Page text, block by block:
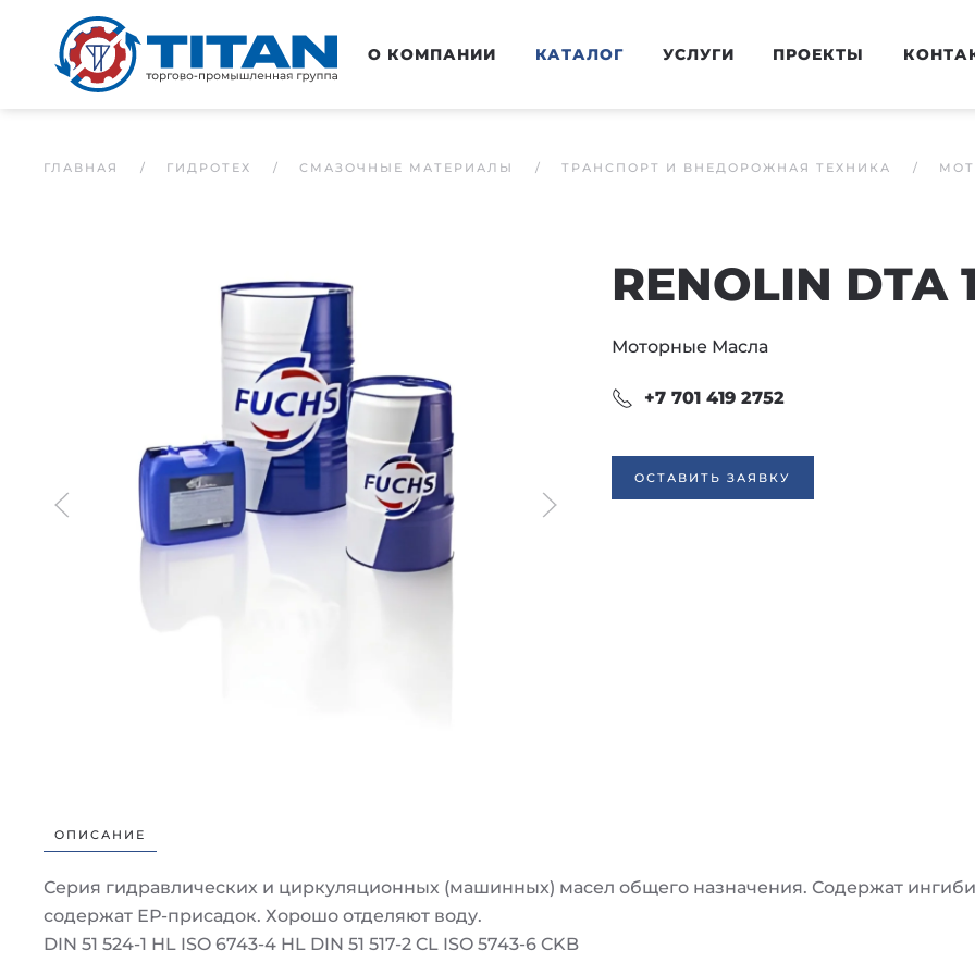
Перейти к основному содержанию О КОМПАНИИ КАТАЛОГ УСЛУГИ ПРОЕКТЫ
ГЛАВНАЯ ГИДРОТЕХ СМАЗОЧНЫЕ МАТЕРИАЛЫ ТРАНСПОРТ И ВНЕДОРОЖНАЯ ТЕХНИКА
RENOLIN DTA
Моторные Масла
+7 701 419 2752
ОСТАВИТЬ ЗАЯВКУ
ОПИСАНИЕ
Серия гидравлических и циркуляционных (машинных) масел общего назначения. Содержат
содержат ЕР-присадок. Хорошо отделяют воду.
DIN 51 524-1 HL ISO 6743-4 HL DIN 51 517-2 CL ISO 5743-6 CKB